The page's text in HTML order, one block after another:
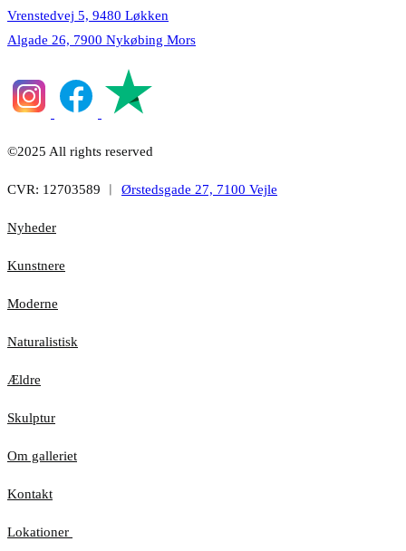
Vrenstedvej 5, 9480 Løkken
Algade 26, 7900 Nykøbing Mors
©2025 All rights reserved
CVR: 12703589 ︱ Ørstedsgade 27, 7100 Vejle
Nyheder
Kunstnere
Moderne
Naturalistisk
Ældre
Skulptur
Om galleriet
Kontakt
Lokationer